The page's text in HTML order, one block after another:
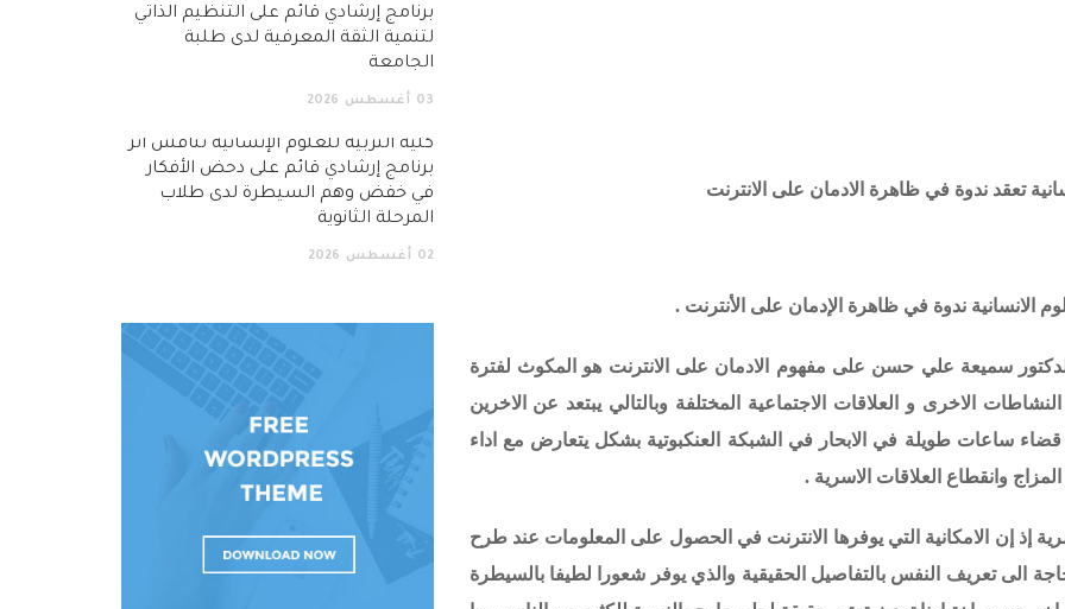
تعقد ندوة في ظاهرة الادمان على الانترنت
الانسانية ندوة في ظاهرة الإدمان على الأنترنت .
الدكتور سميعة علي حسن على مفهوم الادمان على الانترنت هو المكوث لفترة
الاخرى و العلاقات الاجتماعية المختلفة وبالتالي يبتعد عن الاخرين
ساعات طويلة في الابحار في الشبكة العنكبوتية بشكل يتعارض مع اداء
وانقطاع العلاقات الاسرية .
إذ إن الامكانية التي يوفرها الانترنت في الحصول على المعلومات عند طرح
الى تعريف النفس بالتفاصيل الحقيقية والذي يوفر شعورا لطيفا بالسيطرة
برنامج إرشادي قائم على التنظيم الذاتي
لتنمية الثقة المعرفية لدى طلبة
الجامعة
03 أغسطس 2026
كلية التربية للعلوم الإنسانية تناقش أثر
برنامج إرشادي قائم على دحض الأفكار
في خفض وهم السيطرة لدى طلاب
المرحلة الثانوية
02 أغسطس 2026